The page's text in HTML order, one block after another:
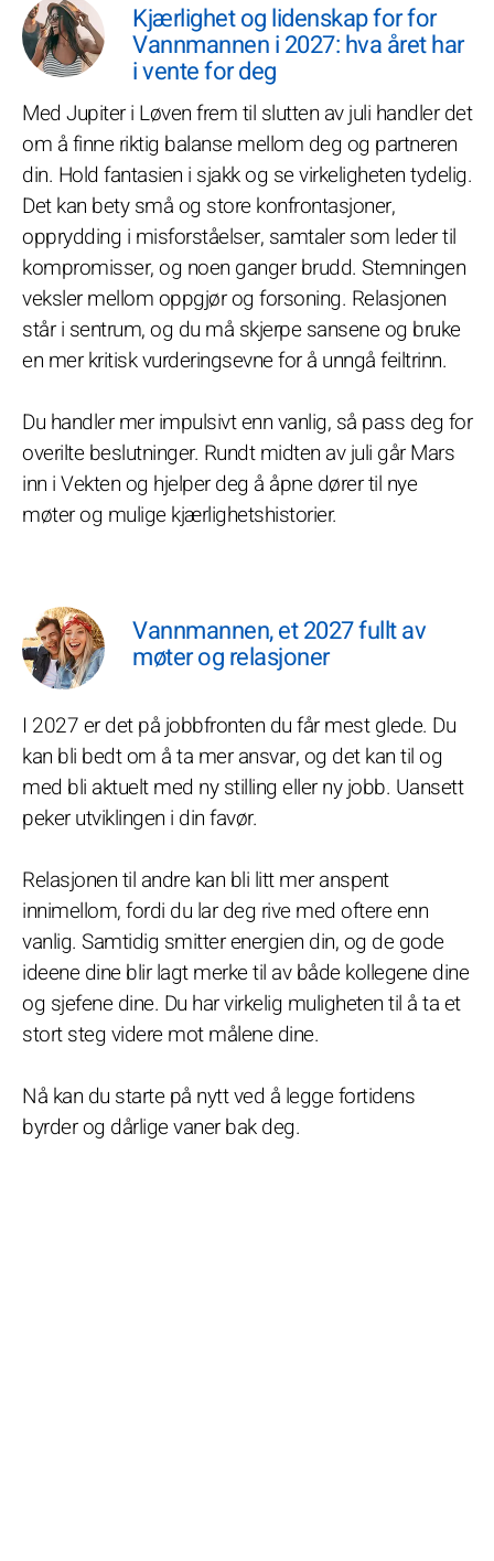
Kjærlighet og lidenskap for for
Vannmannen i 2027: hva året har
i vente for deg
Med Jupiter i Løven frem til slutten av juli handler det
om å finne riktig balanse mellom deg og partneren
din. Hold fantasien i sjakk og se virkeligheten tydelig.
Det kan bety små og store konfrontasjoner,
opprydding i misforståelser, samtaler som leder til
kompromisser, og noen ganger brudd. Stemningen
veksler mellom oppgjør og forsoning. Relasjonen
står i sentrum, og du må skjerpe sansene og bruke
en mer kritisk vurderingsevne for å unngå feiltrinn.
Du handler mer impulsivt enn vanlig, så pass deg for
overilte beslutninger. Rundt midten av juli går Mars
inn i Vekten og hjelper deg å åpne dører til nye
møter og mulige kjærlighetshistorier.
Vannmannen, et 2027 fullt av
møter og relasjoner
I 2027 er det på jobbfronten du får mest glede. Du
kan bli bedt om å ta mer ansvar, og det kan til og
med bli aktuelt med ny stilling eller ny jobb. Uansett
peker utviklingen i din favør.
Relasjonen til andre kan bli litt mer anspent
innimellom, fordi du lar deg rive med oftere enn
vanlig. Samtidig smitter energien din, og de gode
ideene dine blir lagt merke til av både kollegene dine
og sjefene dine. Du har virkelig muligheten til å ta et
stort steg videre mot målene dine.
Nå kan du starte på nytt ved å legge fortidens
byrder og dårlige vaner bak deg.